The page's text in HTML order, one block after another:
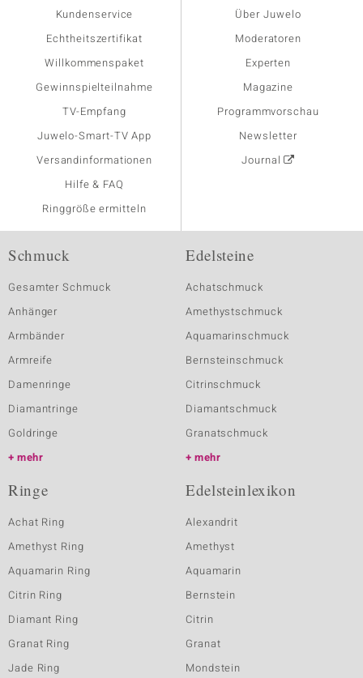
Kundenservice
Echtheitszertifikat
Willkommenspaket
Gewinnspielteilnahme
TV-Empfang
Juwelo-Smart-TV App
Versandinformationen
Hilfe & FAQ
Ringgröße ermitteln
Über Juwelo
Moderatoren
Experten
Magazine
Programmvorschau
Newsletter
Journal
Schmuck
Gesamter Schmuck
Anhänger
Armbänder
Armreife
Damenringe
Diamantringe
Goldringe
mehr
Edelsteine
Achatschmuck
Amethystschmuck
Aquamarinschmuck
Bernsteinschmuck
Citrinschmuck
Diamantschmuck
Granatschmuck
mehr
Ringe
Achat Ring
Amethyst Ring
Aquamarin Ring
Citrin Ring
Diamant Ring
Granat Ring
Jade Ring
Edelsteinlexikon
Alexandrit
Amethyst
Aquamarin
Bernstein
Citrin
Granat
Mondstein